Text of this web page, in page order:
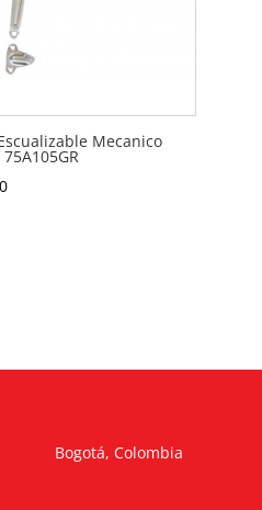
Mecanico
Bogotá, Colombia